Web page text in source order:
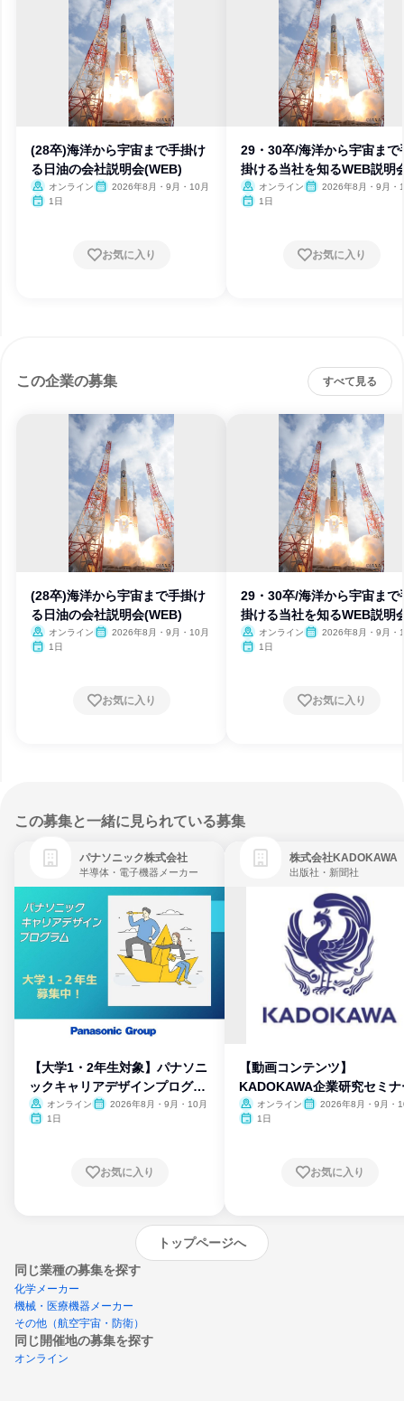
(28卒)海洋から宇宙まで手掛け
る日油の会社説明会(WEB)
オンライン
2026年8月・9月・10月
1日
お気に入り
29・30卒/海洋から宇宙まで
掛ける当社を知るWEB説明
オンライン
2026年8月・9月・
1日
お気に入り
この企業の募集 すべて見る
(28卒)海洋から宇宙まで手掛け
る日油の会社説明会(WEB)
オンライン
2026年8月・9月・10月
1日
お気に入り
29・30卒/海洋から宇宙まで
掛ける当社を知るWEB説明
オンライン
2026年8月・9月・
1日
お気に入り
この募集と一緒に見られている募集
パナソニック株式会社
半導体・電子機器メーカー
【大学1・2年生対象】パナソニ
ックキャリアデザインプログラ
ム
オンライン
2026年8月・9月・10月
1日
お気に入り
株式会社KADOKAWA
出版社・新聞社
【動画コンテンツ】
KADOKAWA企業研究セミナ
オンライン
2026年8月・9月・
1日
お気に入り
トップページへ
同じ業種の募集を探す
化学メーカー
機械・医療機器メーカー
その他（航空宇宙・防衛）
同じ開催地の募集を探す
オンライン